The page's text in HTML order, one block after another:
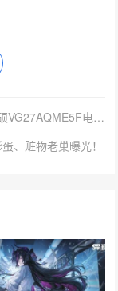
上一篇：暑假将至，畅玩游戏的绝佳选择：华硕VG27AQME5F电竞显示器
、赃物老巢曝光！